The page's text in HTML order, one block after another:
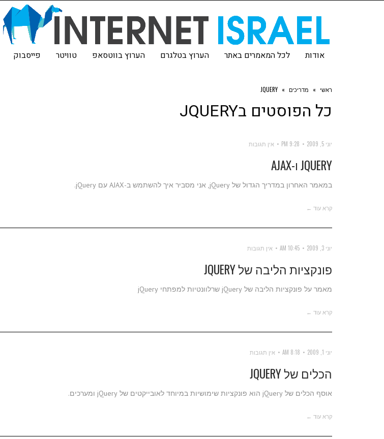
אודות לכל המאמרים באתר הערוץ בטלגרם הערוץ בווטסאפ טוויטר פייסבוק
ראשי » מדריכים »
JQUERY
כל הפוסטים בJQUERY
יוני 5, 2009 9:28 PM אין תגובות
JQUERY ו-AJAX
במאמר האחרון במדריך הגדול של jQuery, אני מסביר איך להשתמש ב-AJAX עם jQuery.
קרא עוד ←
יוני 3, 2009 10:45 AM אין תגובות
פונקציות הליבה של JQUERY
מאמר על פונקציות הליבה של jQuery שרלוונטיות למפתחי jQuery
קרא עוד ←
יוני 1, 2009 8:18 AM אין תגובות
הכלים של JQUERY
אוסף הכלים של jQuery הוא פונקציות שימושיות במיוחד לאובייקטים של jQuery ומערכים.
קרא עוד ←